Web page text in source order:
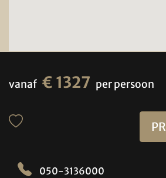
vanaf € 1327 per persoon
050-3136000